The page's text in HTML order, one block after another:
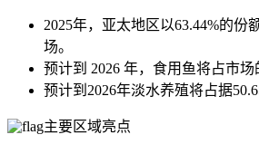
2025年，亚太地区以63.44%的份
场。
预计到 2026 年，食用鱼将占市场
预计到2026年淡水养殖将占据
主要区域亮点